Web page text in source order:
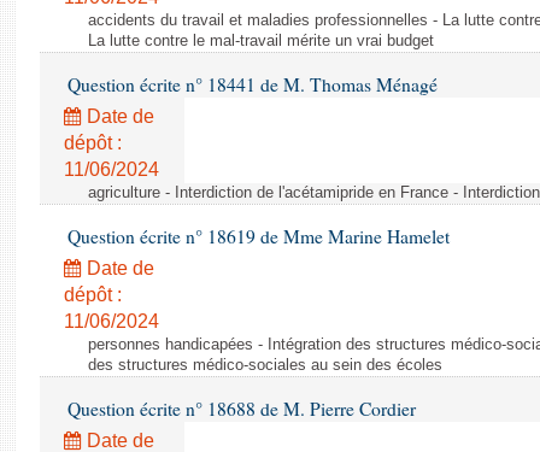
accidents du travail et maladies professionnelles - La lutte
La lutte contre le mal-travail mérite un vrai budget
Question écrite n° 18441 de M. Thomas Ménagé
Date de
dépôt :
11/06/2024
agriculture - Interdiction de l'acétamipride en France -
Question écrite n° 18619 de Mme Marine Hamelet
Date de
dépôt :
11/06/2024
personnes handicapées - Intégration des structures médico-
des structures médico-sociales au sein des écoles
Question écrite n° 18688 de M. Pierre Cordier
Date de